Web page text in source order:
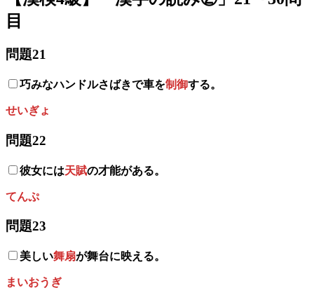
目
問題21
巧みなハンドルさばきで車を制御する。
せいぎょ
問題22
彼女には天賦の才能がある。
てんぷ
問題23
美しい舞扇が舞台に映える。
まいおうぎ